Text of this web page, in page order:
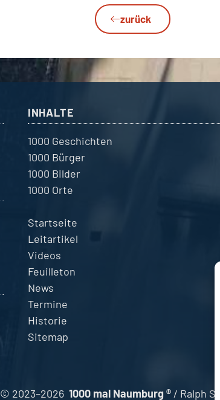
zurück
INHALTE
1000 Geschichten
1000 Bürger
1000 Bilder
1000 Orte
Startseite
Leitartikel
Videos
Feuilleton
News
Termine
Historie
Sitemap
© 2023–2026 1000 mal Naumburg ®/ Ralph